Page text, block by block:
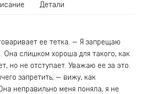
Детали
ее тетка. — Я запрещаю
Она слишком хороша для такого, как
но не отступает. Уважаю ее за это.
запретить, — вижу, как
неправильно меня поняла, я не